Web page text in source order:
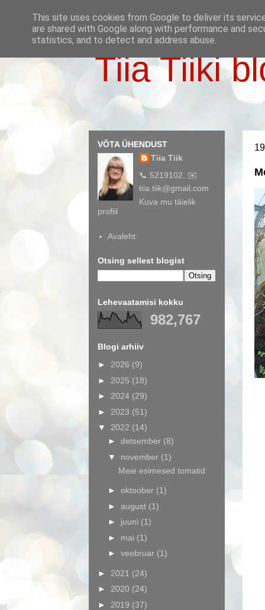
Tiia Tiiki
VÕTA ÜHENDUST
Tiia Tiik
📞 5219102, ✉️
tiia.tiik@gmail.com
Kuva mu täielik
profiil
Avaleht
Otsing sellest blogist
Lehevaatamisi kokku
982,767
Blogi arhiiv
► 2026 (9)
► 2025 (18)
► 2024 (29)
► 2023 (51)
▼ 2022 (14)
► detsember (8)
▼ november (1)
Meie esimesed tomatid
► oktoober (1)
► august (1)
► juuni (1)
► mai (1)
► veebruar (1)
► 2021 (24)
► 2020 (24)
► 2019 (37)
This site uses cookies from Google to deliver its
are shared with Google along with performance and
statistics, and to detect and address abuse.